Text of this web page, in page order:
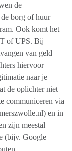
de
de borg of huur
Ook komt het
of UPS. Bij
van geld
hiervoor
naar je
de oplichter niet
communiceren via
en in
zijn meestal
(bijv. Google